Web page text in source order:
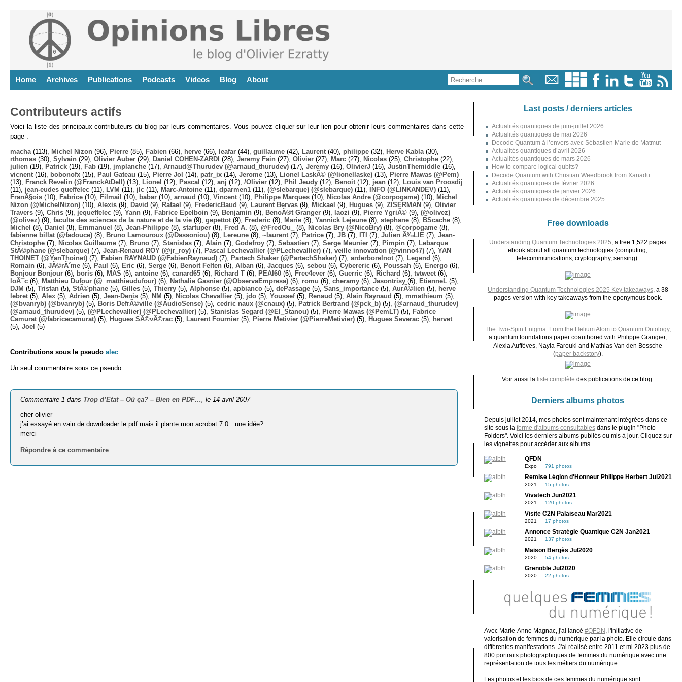
Home Archives Publications Podcasts Videos Blog About
Contributeurs actifs
Voici la liste des principaux contributeurs du blog par leurs commentaires. Vous pouvez cliquer sur leur lien pour obtenir leurs commentaires dans cette
page :
macha (113), Michel Nizon (96), Pierre (85), Fabien (66), herve (66), leafar (44), guillaume (42), Laurent (40), philippe (32), Herve Kabla (30),
rthomas (30), Sylvain (29), Olivier Auber (29), Daniel COHEN-ZARDI (28), Jeremy Fain (27), Olivier (27), Marc (27), Nicolas (25), Christophe (22),
julien (19), Patrick (19), Fab (19), jmplanche (17), Arnaud@Thurudev (@arnaud_thurudev) (17), Jeremy (16), OlivierJ (16), JustinThemiddle (16),
vicnent (16), bobonofx (15), Paul Gateau (15), Pierre Jol (14), patr_ix (14), Jerome (13), Lionel LaskÃ© (@lionellaske) (13),
Pierre Mawas (@Pem)
(13),
Franck Revelin (@FranckAtDell) (13), Lionel (12), Pascal (12), anj (12), /Olivier (12), Phil Jeudy (12), Benoit (12), jean (12),
Louis van Proosdij
(11), jean-eudes queffelec (11), LVM (11), jlc (11), Marc-Antoine (11), dparmen1 (11), (@slebarque) (@slebarque) (11), INFO (@LINKANDEV) (11),
FranÃ§ois (10), Fabrice (10), Filmail (10), babar (10), arnaud (10), Vincent (10), Philippe Marques (10), Nicolas Andre (@corpogame) (10),
Michel
Nizon (@MichelNizon) (10), Alexis (9), David (9), Rafael (9), FredericBaud (9), Laurent Bervas (9), Mickael (9), Hugues (9), ZISERMAN (9), Olivier
Travers (9), Chris (9), jequeffelec (9), Yann (9), Fabrice Epelboin (9), Benjamin (9), BenoÃ®t Granger (9), laozi (9), Pierre YgriÃ© (9), (@olivez)
(@olivez) (9), faculte des sciences de la nature et de la vie (9), gepettot (9), Frederic (8), Marie (8), Yannick Lejeune (8), stephane (8), BScache (8),
Michel (8), Daniel (8), Emmanuel (8), Jean-Philippe (8), startuper (8), Fred A. (8), @FredOu_ (8), Nicolas Bry (@NicoBry) (8), @corpogame (8),
fabienne billat (@fadouce) (8), Bruno Lamouroux (@Dassoniou) (8), Lereune (8), ~laurent (7), Patrice (7), JB (7), ITI (7), Julien Ã‰LIE (7), Jean-
Christophe (7), Nicolas Guillaume (7), Bruno (7), Stanislas (7), Alain (7), Godefroy (7), Sebastien (7), Serge Meunier (7), Pimpin (7),
Lebarque
StÃ©phane (@slebarque) (7), Jean-Renaud ROY (@jr_roy) (7), Pascal Lechevallier (@PLechevallier) (7), veille innovation (@vinno47) (7), YAN
THOINET (@YanThoinet) (7), Fabien RAYNAUD (@FabienRaynaud) (7), Partech Shaker (@PartechShaker) (7), arderborelnot (7), Legend (6),
Romain (6), JÃ©rÃ´me (6), Paul (6), Eric (6), Serge (6), Benoit Felten (6), Alban (6), Jacques (6), sebou (6), Cybereric (6), Poussah (6), Energo (6),
Bonjour Bonjour (6), boris (6), MAS (6), antoine (6), canard65 (6), Richard T (6), PEAI60 (6), Free4ever (6), Guerric (6), Richard (6), tvtweet (6),
loÃ¯c (6), Matthieu Dufour (@_matthieudufour) (6), Nathalie Gasnier (@ObservaEmpresa) (6), romu (6), cheramy (6), Jasontrisy (6), EtienneL (5),
DJM (5), Tristan (5), StÃ©phane (5), Gilles (5), Thierry (5), Alphonse (5), apbianco (5), dePassage (5), Sans_importance (5), AurÃ©lien (5),
herve
lebret (5), Alex (5), Adrien (5), Jean-Denis (5), NM (5), Nicolas Chevallier (5), jdo (5), Youssef(5), Renaud (5), Alain Raynaud (5), mmathieum (5),
(@bvanryb) (@bvanryb) (5), Boris DefrÃ©ville (@AudioSense) (5), cedric naux (@cnaux) (5), Patrick Bertrand (@pck_b) (5), (@arnaud_thurudev)
(@arnaud_thurudev) (5), (@PLechevallier) (@PLechevallier) (5), Stanislas Segard (@El_Stanou) (5), Pierre Mawas (@PemLT) (5),
Fabrice
Camurat (@fabricecamurat) (5), Hugues SÃ©vÃ©rac (5), Laurent Fournier (5), Pierre Metivier (@PierreMetivier) (5), Hugues Severac (5),
hervet
(5), Joel (5)
Contributions sous le pseudo alec
Un seul commentaire sous ce pseudo.
Commentaire 1 dans Trop d’Etat – Où ça? – Bien en PDF… , le 14 avril 2007
cher olivier
j’ai essayé en vain de downloader le pdf mais il plante mon acrobat 7.0…une idée?
merci
Répondre à ce commentaire
Last posts / derniers articles
Actualités quantiques de juin-juillet 2026
Actualités quantiques de mai 2026
Decode Quantum à l’envers avec Sébastien Marie de Matmut
Actualités quantiques d’avril 2026
Actualités quantiques de mars 2026
How to compare logical qubits?
Decode Quantum with Christian Weedbrook from Xanadu
Actualités quantiques de février 2026
Actualités quantiques de janvier 2026
Actualités quantiques de décembre 2025
Free downloads
Understanding Quantum Technologies 2025 , a free 1,522 pages
ebook about all quantum technologies (computing,
telecommunications, cryptography, sensing):
Understanding Quantum Technologies 2025 Key takeaways, a 38
pages version with key takeaways from the eponymous book.
The Two-Spin Enigma: From the Helium Atom to Quantum Ontology,
a quantum foundations paper coauthored with Philippe Grangier,
Alexia Auffèves, Nayla Farouki and Mathias Van den Bossche
(paper backstory).
Voir aussi la liste complète des publications de ce blog.
Derniers albums photos
Depuis juillet 2014, mes photos sont maintenant intégrées dans ce
site sous la forme d'albums consultablesdans le plugin "Photo-
Folders". Voici les derniers albums publiés ou mis à jour. Cliquez sur
les vignettes pour accéder aux albums.
QFDN
Expo 791 photos
Remise Légion d'Honneur Philippe Herbert Jul2021
2021 15 photos
Vivatech Jun2021
2021 120 photos
Visite C2N Palaiseau Mar2021
2021 17 photos
Annonce Stratégie Quantique C2N Jan2021
2021 137 photos
Maison Bergès Jul2020
2020 54 photos
Grenoble Jul2020
2020 22 photos
Avec Marie-Anne Magnac, j'ai lancé #QFDN
, l'initiative de
valorisation de femmes du numérique par la photo. Elle circule dans
différentes manifestations. J'ai réalisé entre 2011 et mi 2023 plus de
800 portraits photographiques de femmes du numérique avec une
représentation de tous les métiers du numérique.
Les photos et les bios de ces femmes du numérique sont